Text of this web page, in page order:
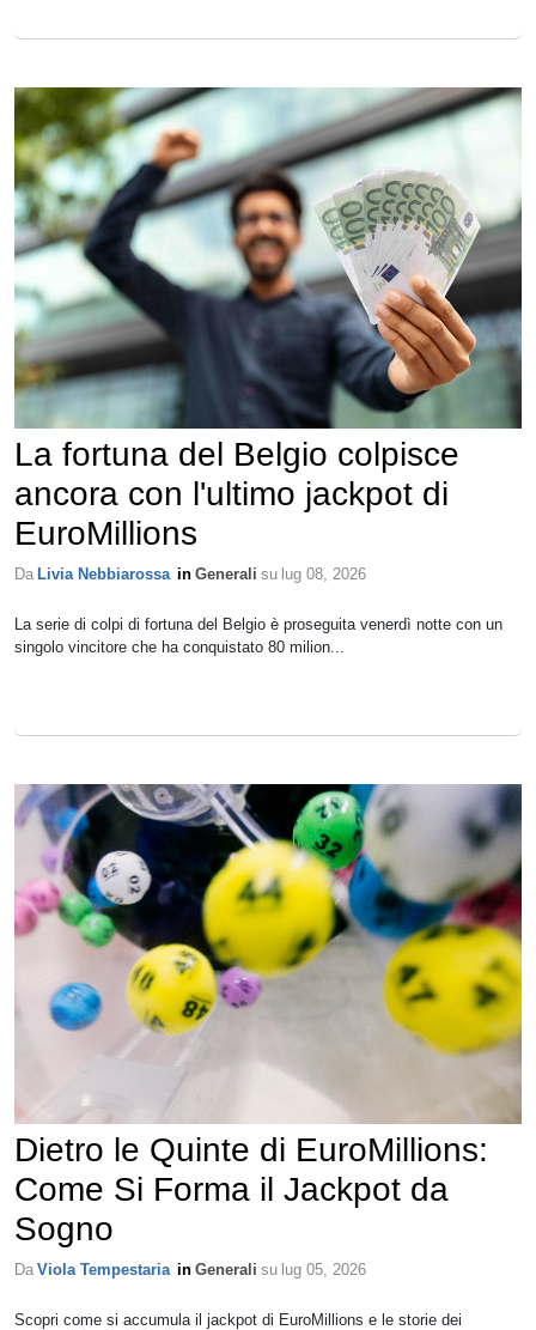
La fortuna del Belgio colpisce
ancora con l'ultimo jackpot di
EuroMillions
Da Livia Nebbiarossa in Generali su lug 08, 2026
La serie di colpi di fortuna del Belgio è proseguita venerdì notte con un
singolo vincitore che ha conquistato 80 milion...
Dietro le Quinte di EuroMillions:
Come Si Forma il Jackpot da
Sogno
Da Viola Tempestaria in Generali su lug 05, 2026
Scopri come si accumula il jackpot di EuroMillions e le storie dei